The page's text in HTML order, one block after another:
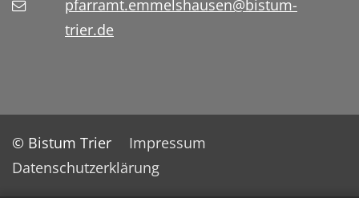
pfarramt.emmelshausen@bistum-
trier.de
© Bistum Trier
Impressum
Datenschutzerklärung